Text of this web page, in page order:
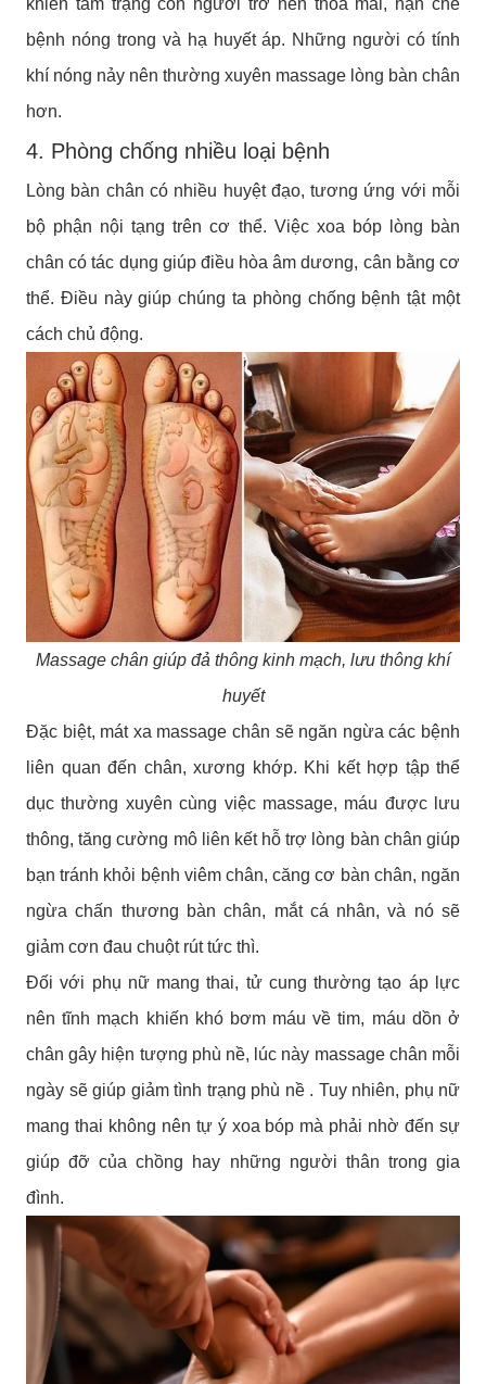
khiến tâm trạng con người trở nên thỏa mái, hạn chế
bệnh nóng trong và hạ huyết áp. Những người có tính
khí nóng nảy nên thường xuyên massage lòng bàn chân
hơn.
4. Phòng chống nhiều loại bệnh
Lòng bàn chân có nhiều huyệt đạo, tương ứng với mỗi
bộ phận nội tạng trên cơ thể. Việc xoa bóp lòng bàn
chân có tác dụng giúp điều hòa âm dương, cân bằng cơ
thể. Điều này giúp chúng ta phòng chống bệnh tật một
cách chủ động.
Massage chân giúp đả thông kinh mạch, lưu thông khí
huyết
Đặc biệt, mát xa massage chân sẽ ngăn ngừa các bệnh
liên quan đến chân, xương khớp. Khi kết hợp tập thể
dục thường xuyên cùng việc massage, máu được lưu
thông, tăng cường mô liên kết hỗ trợ lòng bàn chân giúp
bạn tránh khỏi bệnh viêm chân, căng cơ bàn chân, ngăn
ngừa chấn thương bàn chân, mắt cá nhân, và nó sẽ
giảm cơn đau chuột rút tức thì.
Đối với phụ nữ mang thai, tử cung thường tạo áp lực
nên tĩnh mạch khiến khó bơm máu về tim, máu dồn ở
chân gây hiện tượng phù nề, lúc này massage chân mỗi
ngày sẽ giúp giảm tình trạng phù nề . Tuy nhiên, phụ nữ
mang thai không nên tự ý xoa bóp mà phải nhờ đến sự
giúp đỡ của chồng hay những người thân trong gia
đình.